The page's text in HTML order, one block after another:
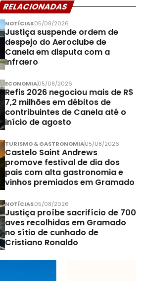
RELACIONADAS
NOTÍCIAS05/08/2026
Justiça suspende ordem de
despejo do Aeroclube de
Canela em disputa com a
Infraero
ECONOMIA05/08/2026
Refis 2026 negociou mais de R$
7,2 milhões em débitos de
contribuintes de Canela até o
início de agosto
TURISMO & GASTRONOMIA05/08/2026
Castelo Saint Andrews
promove festival de dia dos
pais com alta gastronomia e
vinhos premiados em Gramado
NOTÍCIAS05/08/2026
Justiça proíbe sacrifício de 700
aves recolhidas em Gramado
no sítio de cunhado de
Cristiano Ronaldo